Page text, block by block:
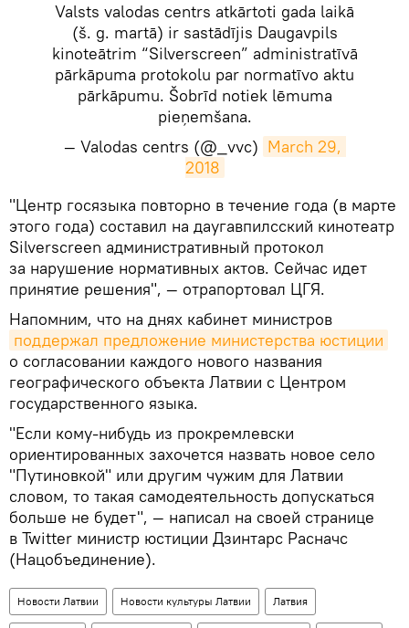
Valsts valodas centrs atkārtoti gada laikā
(š. g. martā) ir sastādījis Daugavpils
kinoteātrim “Silverscreen” administratīvā
pārkāpuma protokolu par normatīvo aktu
pārkāpumu. Šobrīd notiek lēmuma
pieņemšana.
— Valodas centrs (@_vvc) March 29,
2018
​"Центр госязыка повторно в течение года (в марте
этого года) составил на даугавпилсский кинотеатр
Silverscreen административный протокол
за нарушение нормативных актов. Сейчас идет
принятие решения", — отрапортовал ЦГЯ.
Напомним, что на днях кабинет министров
поддержал предложение министерства юстиции
о согласовании каждого нового названия
географического объекта Латвии с Центром
государственного языка.
"Если кому-нибудь из прокремлевски
ориентированных захочется назвать новое село
"Путиновкой" или другим чужим для Латвии
словом, то такая самодеятельность допускаться
больше не будет", — написал на своей странице
в Twitter министр юстиции Дзинтарс Расначс
(Нацобъединение).
Новости Латвии Новости культуры Латвии Латвия